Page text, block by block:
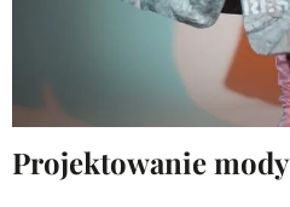
Projektowanie mody